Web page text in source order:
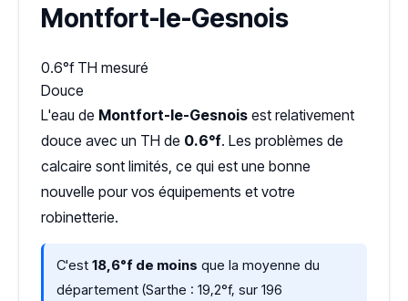
Montfort-le-Gesnois
0.6°f TH mesuré
Douce
L'eau de Montfort-le-Gesnois est relativement
douce avec un TH de 0.6°f. Les problèmes de
calcaire sont limités, ce qui est une bonne
nouvelle pour vos équipements et votre
robinetterie.
C'est 18,6°f de moins que la moyenne du
département (Sarthe : 19,2°f, sur 196